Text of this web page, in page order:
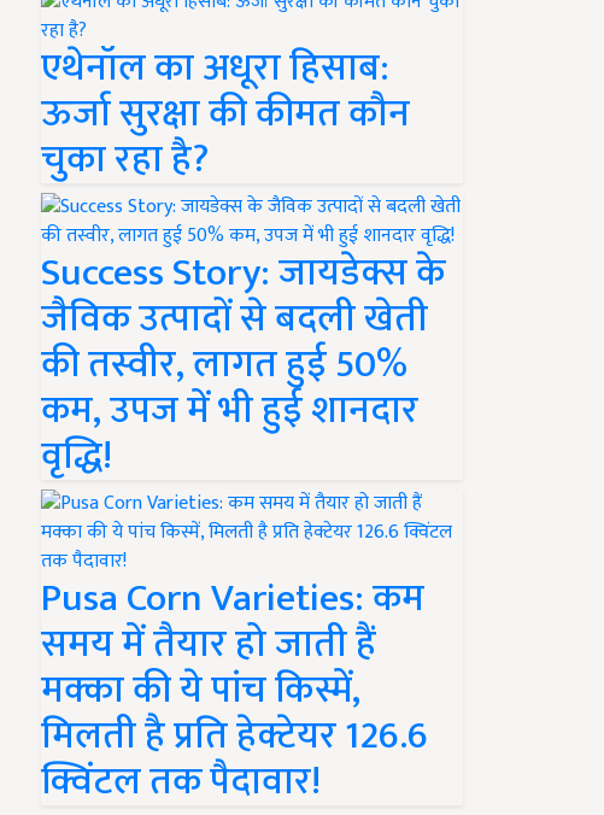
एथेनॉल का अधूरा हिसाब:
ऊर्जा सुरक्षा की कीमत कौन
चुका रहा है?
Success Story: जायडेक्स के
जैविक उत्पादों से बदली खेती
की तस्वीर, लागत हुई 50%
कम, उपज में भी हुई शानदार
वृद्धि!
Pusa Corn Varieties: कम
समय में तैयार हो जाती हैं
मक्का की ये पांच किस्में,
मिलती है प्रति हेक्टेयर 126.6
क्विंटल तक पैदावार!